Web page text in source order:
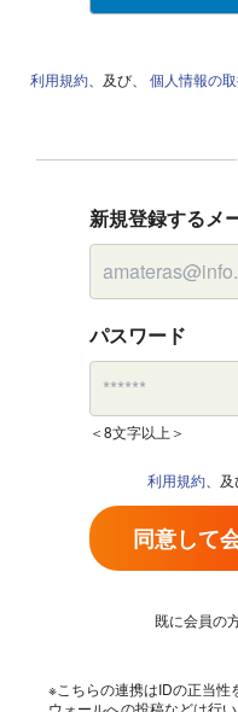
利用規約、及び、 個人情報の
新規登録するメ
パスワード
＜8文字以上＞
利用規約 、及
同意して
既に会員の
※こちらの連携はIDの正当性
ウォールへの投稿などは行い